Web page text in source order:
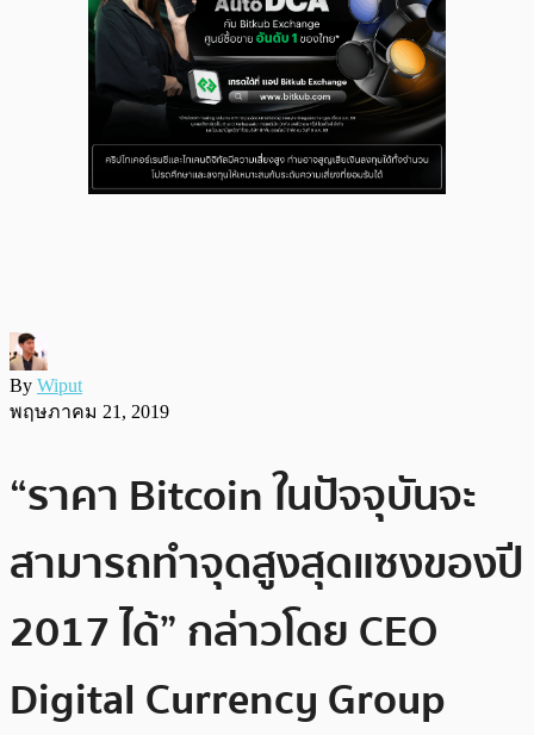
By Wiput
พฤษภาคม 21, 2019
“ราคา Bitcoin ในปัจจุบันจะ
สามารถทำจุดสูงสุดแซงของปี
2017 ได้” กล่าวโดย CEO
Digital Currency Group